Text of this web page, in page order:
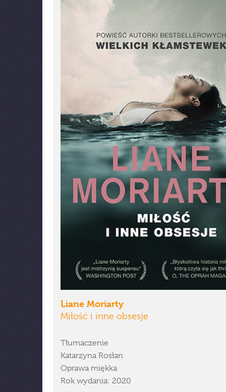
Liane Moriarty
Miłość i inne obsesje
Tłumaczenie
Katarzyna Rosłan
Oprawa miękka
Rok wydania: 2020